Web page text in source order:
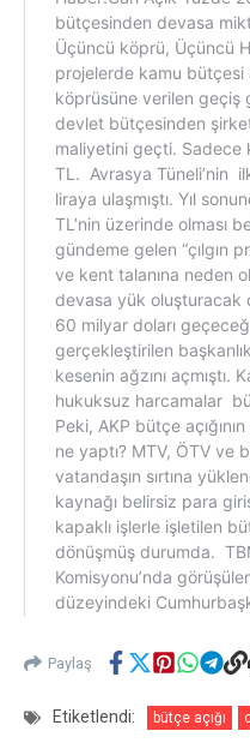
Paylaş
Etiketlendi: bütçe açığı